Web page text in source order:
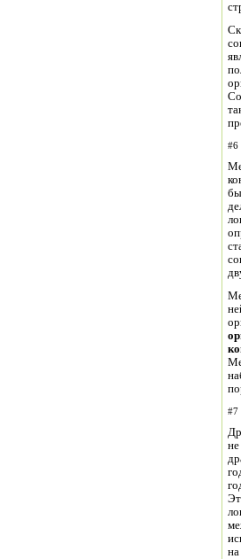
#6
#7